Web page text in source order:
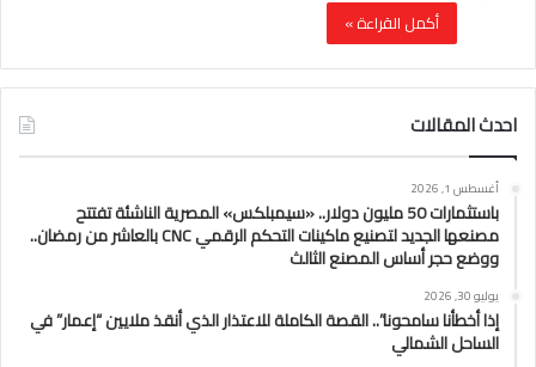
أكمل القراءة »
احدث المقالات
أغسطس 1, 2026
باستثمارات 50 مليون دولار.. «سيمبلكس» المصرية الناشئة تفتتح
مصنعها الجديد لتصنيع ماكينات التحكم الرقمي CNC بالعاشر من رمضان..
ووضع حجر أساس المصنع الثالث
يوليو 30, 2026
إذا أخطأنا سامحونا”.. القصة الكاملة للاعتذار الذي أنقذ ملايين “إعمار” في
الساحل الشمالي